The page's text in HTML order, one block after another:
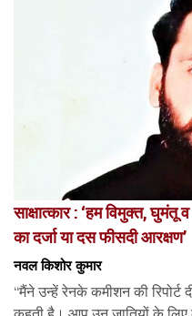
साक्षात्कार : ‘हम विमुक्त, घुमंतू
का दर्जा या दस फीसदी आरक्षण’
नवल किशोर कुमार
“मैंने उन्हें रेनके कमीशन की रिपोर्ट